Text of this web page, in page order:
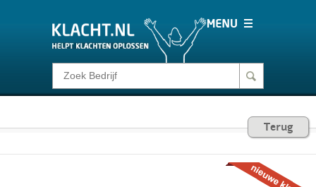
Klacht melden
Consumentenrecht Terug